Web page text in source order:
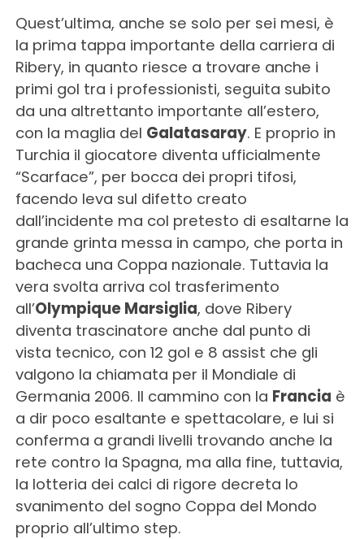
Quest’ultima, anche se solo per sei mesi, è
la prima tappa importante della carriera di
Ribery, in quanto riesce a trovare anche i
primi gol tra i professionisti, seguita subito
da una altrettanto importante all’estero,
con la maglia del Galatasaray. E proprio in
Turchia il giocatore diventa ufficialmente
“Scarface”, per bocca dei propri tifosi,
facendo leva sul difetto creato
dall’incidente ma col pretesto di esaltarne la
grande grinta messa in campo, che porta in
bacheca una Coppa nazionale. Tuttavia la
vera svolta arriva col trasferimento
all’Olympique Marsiglia, dove Ribery
diventa trascinatore anche dal punto di
vista tecnico, con 12 gol e 8 assist che gli
valgono la chiamata per il Mondiale di
Germania 2006. Il cammino con la Francia è
a dir poco esaltante e spettacolare, e lui si
conferma a grandi livelli trovando anche la
rete contro la Spagna, ma alla fine, tuttavia,
la lotteria dei calci di rigore decreta lo
svanimento del sogno Coppa del Mondo
proprio all’ultimo step.